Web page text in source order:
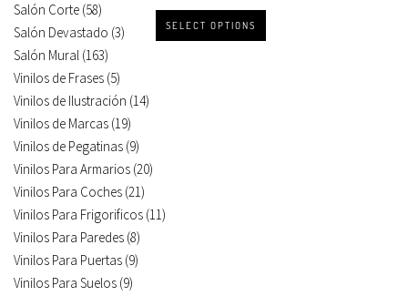
SELECT OPTIONS
Salón Corte (58)
Salón Devastado (3)
Salón Mural (163)
Vinilos de Frases (5)
Vinilos de Ilustración (14)
Vinilos de Marcas (19)
Vinilos de Pegatinas (9)
Vinilos Para Armarios (20)
Vinilos Para Coches (21)
Vinilos Para Frigorificos (11)
Vinilos Para Paredes (8)
Vinilos Para Puertas (9)
Vinilos Para Suelos (9)